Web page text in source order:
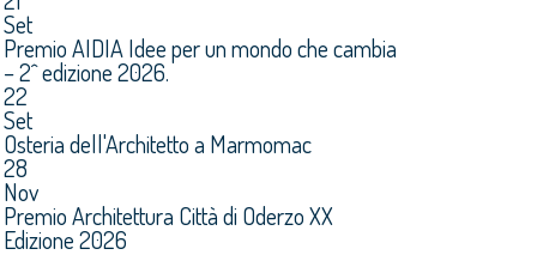
Set
Premio AIDIA Idee per un mondo che cambia
– 2^ edizione 2026.
22
Set
Osteria dell'Architetto a Marmomac
28
Nov
Premio Architettura Città di Oderzo XX
Edizione 2026